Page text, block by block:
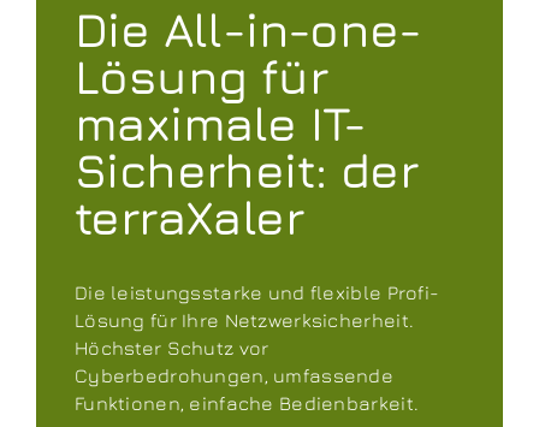
Beratung
Über uns
Die All-in-one-
Lösung für
maximale IT-
Sicherheit: der
terraXaler
Die leistungsstarke und flexible Profi-
Lösung für Ihre Netzwerksicherheit.
Höchster Schutz vor
Cyberbedrohungen, umfassende
Funktionen, einfache Bedienbarkeit.